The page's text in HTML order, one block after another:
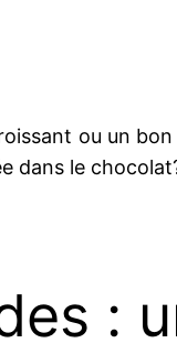
ou un
dans le
: